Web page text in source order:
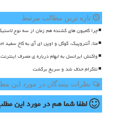
تازه ترین مطالب مرتبط
چرا کامیون های کشنده هم زمان از سه نوع
متا، آنتروپیک، گوگل و اوپن ای آی به کاخ سفید
واکنش ایرانسل به ابهام درباره ی مصرف اینترنت
تلگرام حذف شد و سریع برگشت
نظرات بینندگان در مورد این
لطفا شما همدر مورد این